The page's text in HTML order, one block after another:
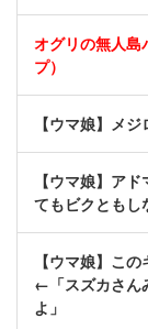
オグリの無人島
プ）
【ウマ娘】メ
【ウマ娘】ア
てもビクともし
【ウマ娘】こ
←「スズカさん
よ」